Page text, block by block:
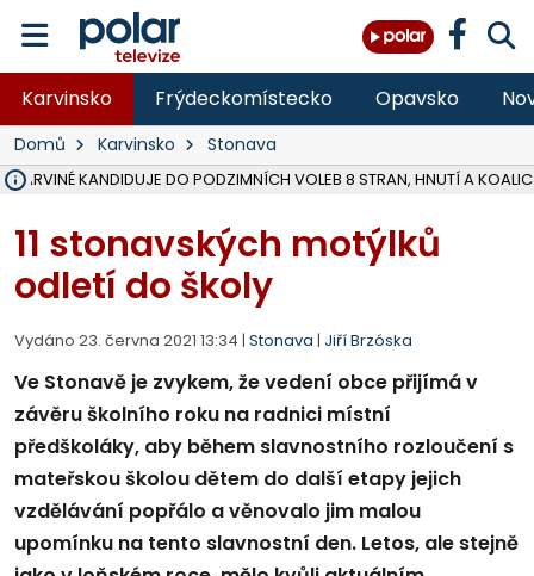
Karvinsko Frýdeckomístecko Opavsko
Domů Karvinsko Stonava
V KARVINÉ KANDIDUJE DO PODZIMNÍCH VOLEB 8 STRAN, HNUTÍ A KOALIC
11 stonavských motýlků
odletí do školy
Vydáno 23. června 2021 13:34 | Stonava | Jiří Brzóska
Ve Stonavě je zvykem, že vedení obce přijímá v
závěru školního roku na radnici místní
předškoláky, aby během slavnostního rozloučení s
mateřskou školou dětem do další etapy jejich
vzdělávání popřálo a věnovalo jim malou
upomínku na tento slavnostní den. Letos, ale stejně